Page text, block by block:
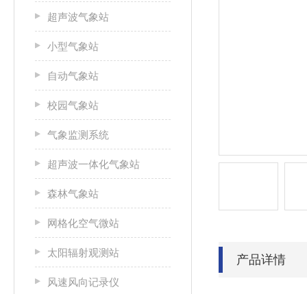
超声波气象站
小型气象站
自动气象站
校园气象站
气象监测系统
超声波一体化气象站
森林气象站
网格化空气微站
太阳辐射观测站
风速风向记录仪
产品详情